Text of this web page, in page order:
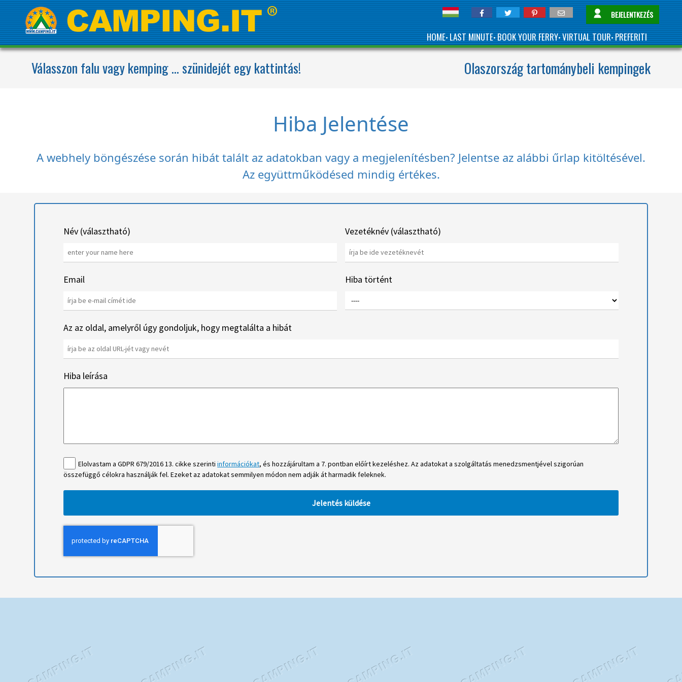
BEJELENTKEZÉS
HOME•LAST MINUTE•BOOK YOUR FERRY•VIRTUAL TOUR•PREFERITI
Válasszon falu vagy kemping ... szünidejét egy kattintás! Olaszország tartománybeli kempingek
Hiba Jelentése
A webhely böngészése során hibát talált az adatokban vagy a megjelenítésben? Jelentse az alábbi űrlap kitöltésével.
Az együttműködésed mindig értékes.
Név (választható) Vezetéknév (választható)
Email Hiba történt
Az az oldal, amelyről úgy gondoljuk, hogy megtalálta a hibát
Hiba leírása
Elolvastam a GDPR 679/2016 13. cikke szerintiinformációkat, és hozzájárultam a 7. pontban előírt kezeléshez. Az adatokat a szolgáltatás menedzsmentjével szigorúan
összefüggő célokra használják fel. Ezeket az adatokat semmilyen módon nem adják át harmadik feleknek.
Jelentés küldése